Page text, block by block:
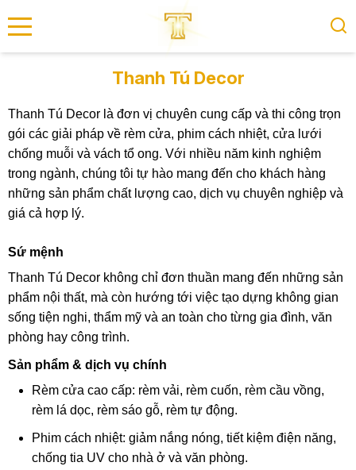
menu
Thanh Tú Decor
Thanh Tú Decor là đơn vị chuyên cung cấp và thi công trọn
gói các giải pháp về rèm cửa, phim cách nhiệt, cửa lưới
chống muỗi và vách tổ ong. Với nhiều năm kinh nghiệm
trong ngành, chúng tôi tự hào mang đến cho khách hàng
những sản phẩm chất lượng cao, dịch vụ chuyên nghiệp và
giá cả hợp lý.
Sứ mệnh
Thanh Tú Decor không chỉ đơn thuần mang đến những sản
phẩm nội thất, mà còn hướng tới việc tạo dựng không gian
sống tiện nghi, thẩm mỹ và an toàn cho từng gia đình, văn
phòng hay công trình.
Sản phẩm & dịch vụ chính
Rèm cửa cao cấp: rèm vải, rèm cuốn, rèm cầu vồng,
rèm lá dọc, rèm sáo gỗ, rèm tự động.
Phim cách nhiệt: giảm nắng nóng, tiết kiệm điện năng,
chống tia UV cho nhà ở và văn phòng.